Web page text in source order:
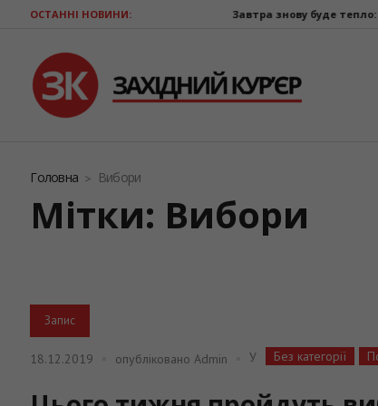
ОСТАННІ НОВИНИ: Завтра знову буде тепло:
Головна Вибори
Мітки: Вибори
Запис
18.12.2019 опубліковано Admin У Без категорії